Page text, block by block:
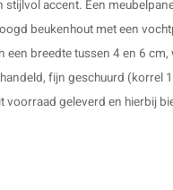
accent. Een
beukenhout met een
breedte tussen 4 en 6
fijn geschuurd (korrel
geleverd en hierbij